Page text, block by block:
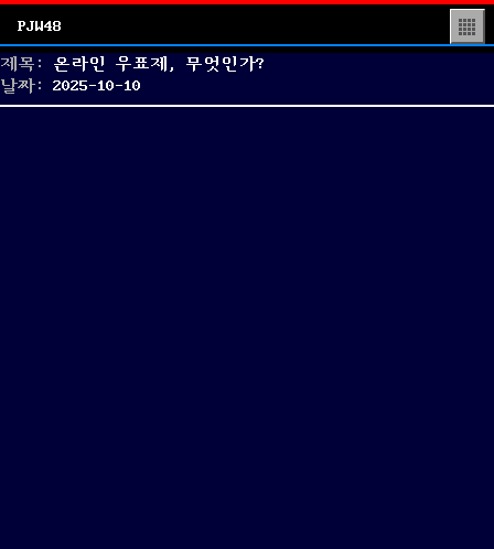
PJW48 ▒
제목:
온라인 우표제, 무엇인가?
날짜:
Posted
on
2025-10-10